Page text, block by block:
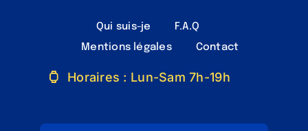
Qui suis-je
F.A.Q
Mentions légales
Contact
Horaires : Lun-Sam 7h-19h